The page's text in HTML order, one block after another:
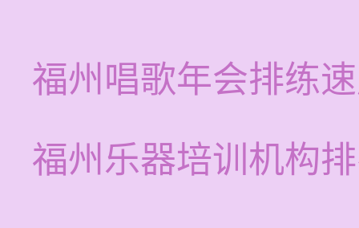
福州唱歌年会排练
福州乐器培训机构